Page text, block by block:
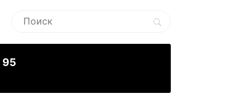
95